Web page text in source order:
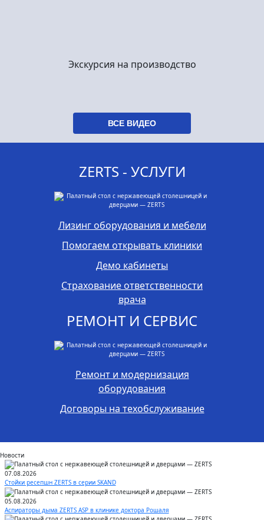
Экскурсия на производство
ВСЕ ВИДЕО
ZERTS - УСЛУГИ
Лизинг оборудования и мебели
Помогаем открывать клиники
Демо кабинеты
Страхование ответственности
врача
РЕМОНТ И СЕРВИС
Ремонт и модернизация
оборудования
Договоры на техобслуживание
Новости
07.08.2026
Стойки ресепшн ZERTS в серии SKAND
05.08.2026
Аспираторы дыма ZERTS ASP в клинике доктора Рошаля